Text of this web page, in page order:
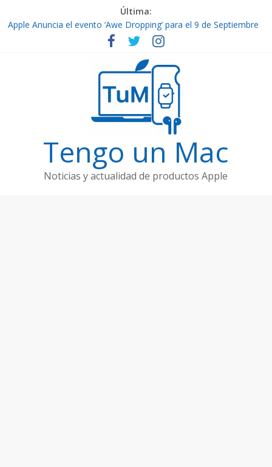
Última:
Apple Anuncia el evento ‘Awe Dropping’ para el 9 de Septiembre
Por fin ya están aquí los nuevos iPhone 17
Contenido de Apple TV+: Temporada 5 de ‘Slow Horses’ y
Nuevos Estrenos en Septiembre
El Ultra-Delgado iPhone 17 Air
Filtraciones de Hardware Futuro: Vision Pro 2, AirPods Pro 3 y
Tengo un Mac
Noticias y actualidad de productos Apple